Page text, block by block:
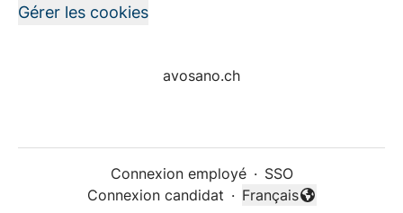
Gérer les cookies
avosano.ch
Connexion employé · SSO
Connexion candidat ·
Changer la langue
Français